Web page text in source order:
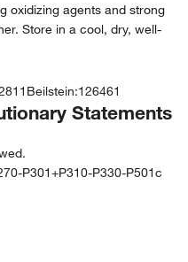
oxidizing agents and strong
Store in a cool, dry, well-
Beilstein:126461
Statements
P301+P310-P330-P501c